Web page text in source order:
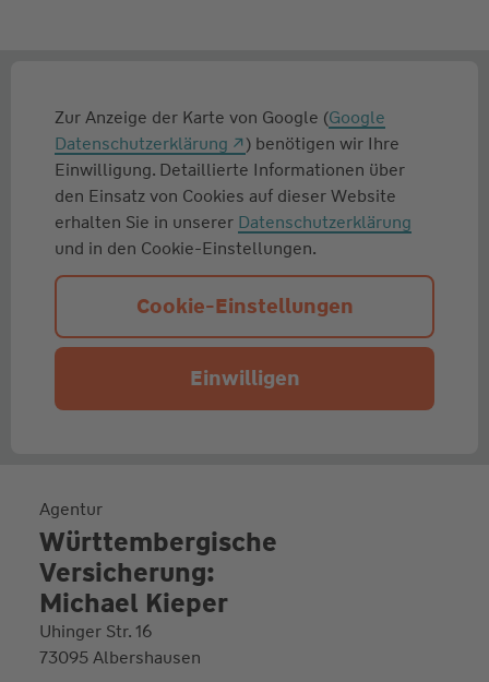
Zur Anzeige der Karte von Google (Google
Datenschutzerklärung
) benötigen wir Ihre
Einwilligung. Detaillierte Informationen über
den Einsatz von Cookies auf dieser Website
erhalten Sie in unserer Datenschutzerklärung
und in den Cookie-Einstellungen.
Cookie-Einstellungen
Einwilligen
Agentur
Württembergische
Versicherung:
Michael Kieper
Uhinger Str. 16
73095 Albershausen